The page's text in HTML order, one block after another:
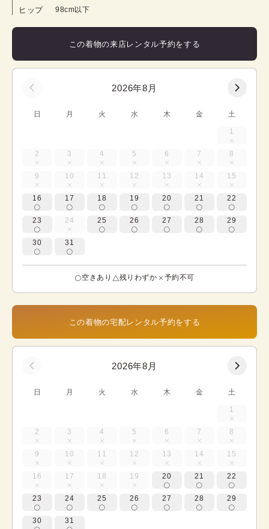
ヒップ 98cm以下
この着物の来店レンタル予約をする
2026年8月
日 月 火 水 木 金 土
1
2 3 4 5 6 7 8
9 10 11 12 13 14 15
16 17 18 19 20 21 22
23 24 25 26 27 28 29
30 31
空きあり 残りわずか 予約不可
この着物の宅配レンタル予約をする
2026年8月
日 月 火 水 木 金 土
1
2 3 4 5 6 7 8
9 10 11 12 13 14 15
16 17 18 19 20 21 22
23 24 25 26 27 28 29
30 31